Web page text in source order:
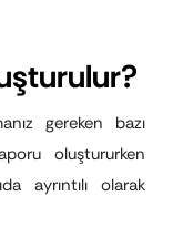
gereken bazı
oluştururken
ayrıntılı olarak